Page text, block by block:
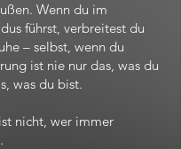
Wenn du im
führst, verbreitest du
– selbst, wenn du
ist nie nur das, was du
was du bist.
nicht, wer immer